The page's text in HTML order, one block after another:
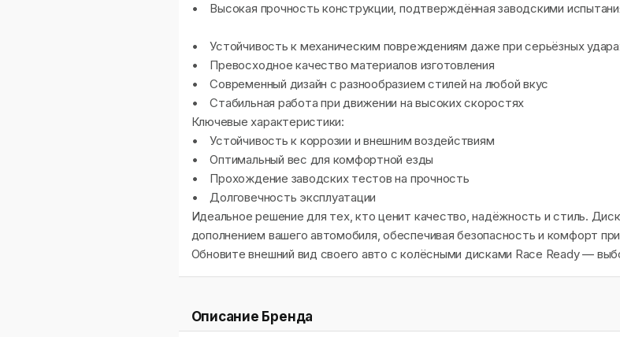
• Высокая прочность конструкции, подтверждённая заводскими
• Устойчивость к механическим повреждениям даже при серьёзных
• Превосходное качество материалов изготовления
• Современный дизайн с разнообразием стилей на любой вкус
• Стабильная работа при движении на высоких скоростях
Ключевые характеристики:
• Устойчивость к коррозии и внешним воздействиям
• Оптимальный вес для комфортной езды
• Прохождение заводских тестов на прочность
• Долговечность эксплуатации
Идеальное решение для тех, кто ценит качество, надёжность и стиль.
дополнением вашего автомобиля, обеспечивая безопасность и комфорт
Обновите внешний вид своего авто с колёсными дисками Race Ready —
Описание Бренда